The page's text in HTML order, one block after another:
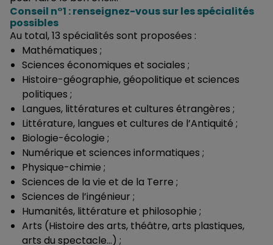
Conseil n°1 : renseignez-vous sur les spécialités
possibles
Au total, 13 spécialités sont proposées :
Mathématiques ;
Sciences économiques et sociales ;
Histoire-géographie, géopolitique et sciences
politiques ;
Langues, littératures et cultures étrangères ;
Littérature, langues et cultures de l’Antiquité ;
Biologie-écologie ;
Numérique et sciences informatiques ;
Physique-chimie ;
Sciences de la vie et de la Terre ;
Sciences de l’ingénieur ;
Humanités, littérature et philosophie ;
Arts (Histoire des arts, théâtre, arts plastiques,
arts du spectacle…) ;